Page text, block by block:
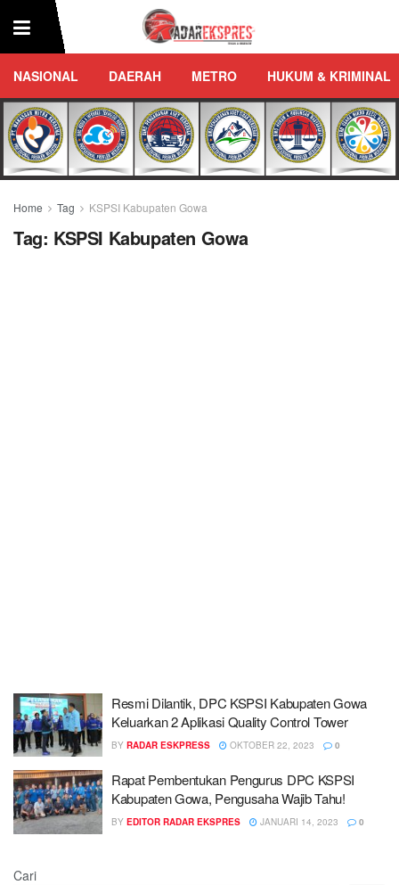
NASIONAL DAERAH METRO HUKUM & KRIMINAL
Home Tag KSPSI Kabupaten Gowa
Tag: KSPSI Kabupaten Gowa
Resmi Dilantik, DPC KSPSI Kabupaten Gowa
Keluarkan 2 Aplikasi Quality Control Tower
BY RADAR ESKPRESS OKTOBER 22, 2023 0
Rapat Pembentukan Pengurus DPC KSPSI
Kabupaten Gowa, Pengusaha Wajib Tahu!
BY EDITOR RADAR EKSPRES JANUARI 14, 2023 0
Cari